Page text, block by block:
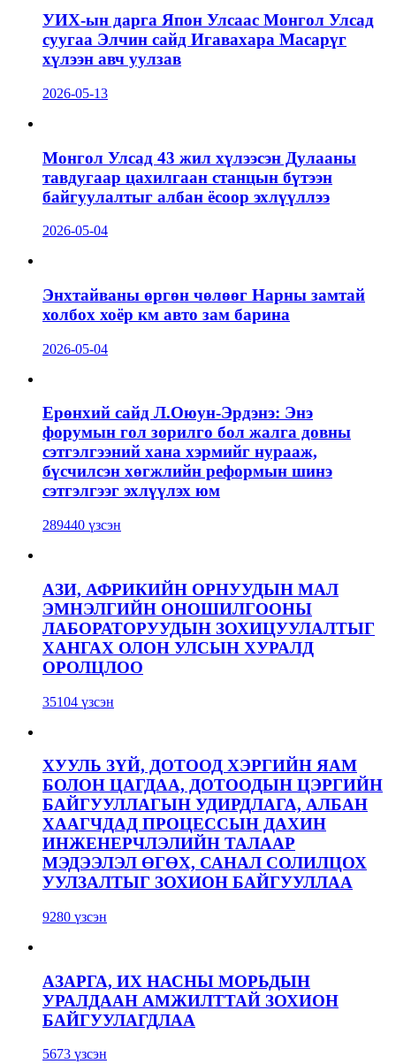
УИХ-ын дарга Япон Улсаас Монгол Улсад
суугаа Элчин сайд Игавахара Масарүг
хүлээн авч уулзав
2026-05-13
Монгол Улсад 43 жил хүлээсэн Дулааны
тавдугаар цахилгаан станцын бүтээн
байгуулалтыг албан ёсоор эхлүүллээ
2026-05-04
Энхтайваны өргөн чөлөөг Нарны замтай
холбох хоёр км авто зам барина
2026-05-04
Ерөнхий сайд Л.Оюун-Эрдэнэ: Энэ
форумын гол зорилго бол жалга довны
сэтгэлгээний хана хэрмийг нурааж,
бүсчилсэн хөгжлийн реформын шинэ
сэтгэлгээг эхлүүлэх юм
289440 үзсэн
АЗИ, АФРИКИЙН ОРНУУДЫН МАЛ
ЭМНЭЛГИЙН ОНОШИЛГООНЫ
ЛАБОРАТОРУУДЫН ЗОХИЦУУЛАЛТЫГ
ХАНГАХ ОЛОН УЛСЫН ХУРАЛД
ОРОЛЦЛОО
35104 үзсэн
ХУУЛЬ ЗҮЙ, ДОТООД ХЭРГИЙН ЯАМ
БОЛОН ЦАГДАА, ДОТООДЫН ЦЭРГИЙН
БАЙГУУЛЛАГЫН УДИРДЛАГА, АЛБАН
ХААГЧДАД ПРОЦЕССЫН ДАХИН
ИНЖЕНЕРЧЛЭЛИЙН ТАЛААР
МЭДЭЭЛЭЛ ӨГӨХ, САНАЛ СОЛИЛЦОХ
УУЛЗАЛТЫГ ЗОХИОН БАЙГУУЛЛАА
9280 үзсэн
АЗАРГА, ИХ НАСНЫ МОРЬДЫН
УРАЛДААН АМЖИЛТТАЙ ЗОХИОН
БАЙГУУЛАГДЛАА
5673 үзсэн